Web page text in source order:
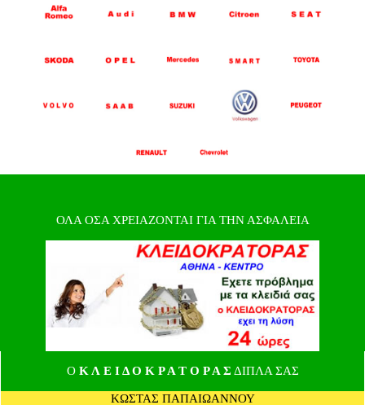
ΟΛΑ ΟΣΑ ΧΡΕΙΑΖΟΝΤΑΙ ΓΙΑ ΤΗΝ ΑΣΦΑΛΕΙΑ
Ο Κ Λ Ε Ι Δ Ο Κ Ρ Α Τ Ο Ρ Α Σ ΔΙΠΛΑ ΣΑΣ
ΚΩΣΤΑΣ ΠΑΠΑΙΩΑΝΝΟΥ